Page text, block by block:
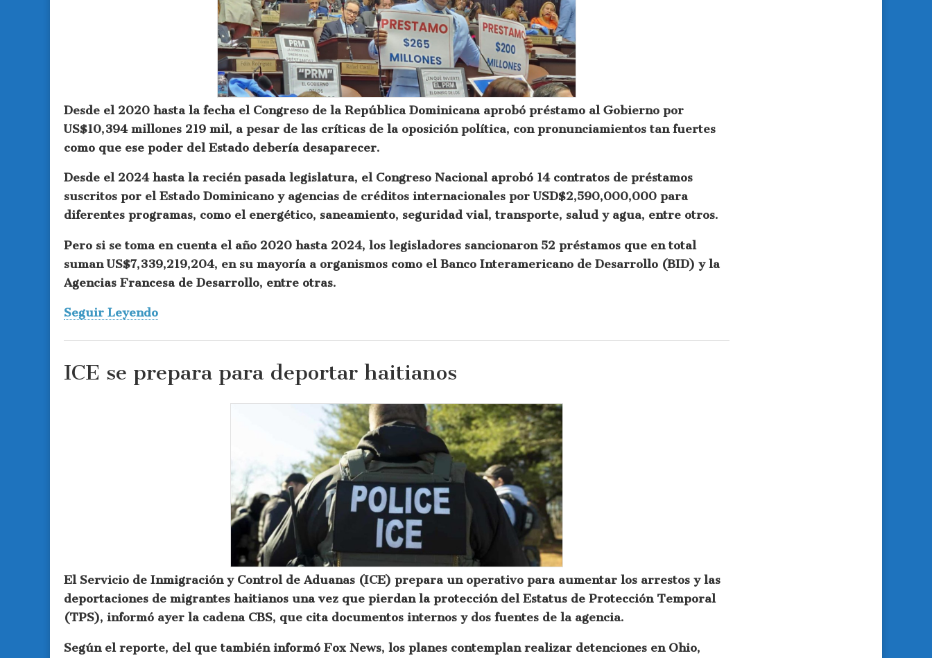
Desde el 2020 hasta la fecha el Congreso de la República Dominicana aprobó préstamo al Gobierno por
US$10,394 millones 219 mil, a pesar de las críticas de la oposición política, con pronunciamientos tan fuertes
como que ese poder del Estado debería desaparecer.
Desde el 2024 hasta la recién pasada legislatura, el Congreso Nacional aprobó 14 contratos de préstamos
suscritos por el Estado Dominicano y agencias de créditos internacionales por USD$2,590,000,000 para
diferentes programas, como el energético, saneamiento, seguridad vial, transporte, salud y agua, entre otros.
Pero si se toma en cuenta el año 2020 hasta 2024, los legisladores sancionaron 52 préstamos que en total
suman US$7,339,219,204, en su mayoría a organismos como el Banco Interamericano de Desarrollo (BID) y la
Agencias Francesa de Desarrollo, entre otras.
Seguir Leyendo
ICE se prepara para deportar haitianos
El Servicio de Inmigración y Control de Aduanas (ICE) prepara un operativo para aumentar los arrestos y las
deportaciones de migrantes haitianos una vez que pierdan la protección del Estatus de Protección Temporal
(TPS), informó ayer la cadena CBS, que cita documentos internos y dos fuentes de la agencia.
Según el reporte, del que también informó Fox News, los planes contemplan realizar detenciones en Ohio,